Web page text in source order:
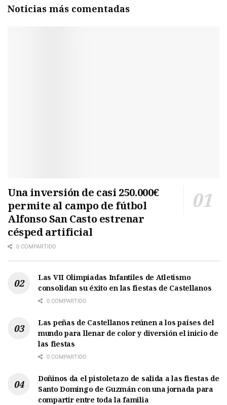
Noticias más comentadas
Una inversión de casi 250.000€
permite al campo de fútbol
Alfonso San Casto estrenar
césped artificial
0 COMPARTIDO
Las VII Olimpiadas Infantiles de Atletismo
consolidan su éxito en las fiestas de Castellanos
0 COMPARTIDO
Las peñas de Castellanos reúnen a los países del
mundo para llenar de color y diversión el inicio de
las fiestas
0 COMPARTIDO
Doñinos da el pistoletazo de salida a las fiestas de
Santo Domingo de Guzmán con una jornada para
compartir entre toda la familia